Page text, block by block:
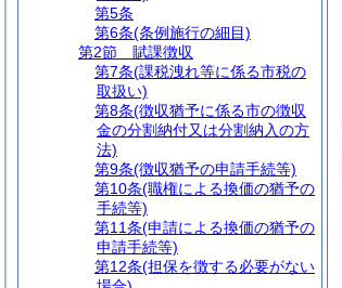
第5条
第6条(条例施行の細目)
第2節
賦課徴収
第7条(課税洩れ等に係る市税の
取扱い)
第8条(徴収猶予に係る市の徴収
金の分割納付又は分割納入の方
法)
第9条(徴収猶予の申請手続等)
第10条(職権による換価の猶予の
手続等)
第11条(申請による換価の猶予の
申請手続等)
第12条(担保を徴する必要がない